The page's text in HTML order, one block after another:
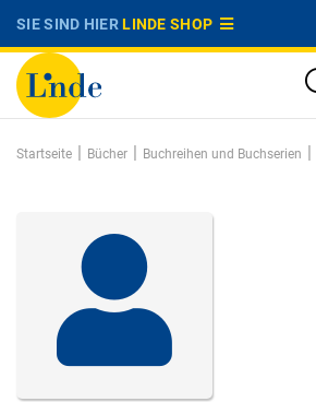
SIE SIND HIERLINDE SHOP
Startseite | Bücher | Buchreihen und Buchserien |